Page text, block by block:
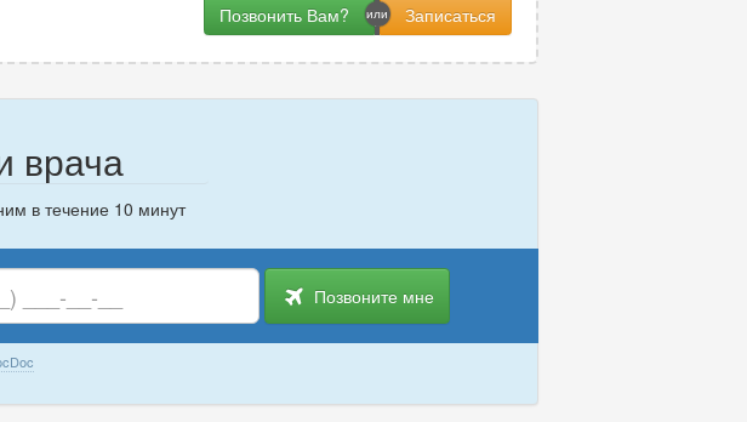
Позвонить Вам?
врача
в течение 10 минут
номер
телефона
Позвоните мне